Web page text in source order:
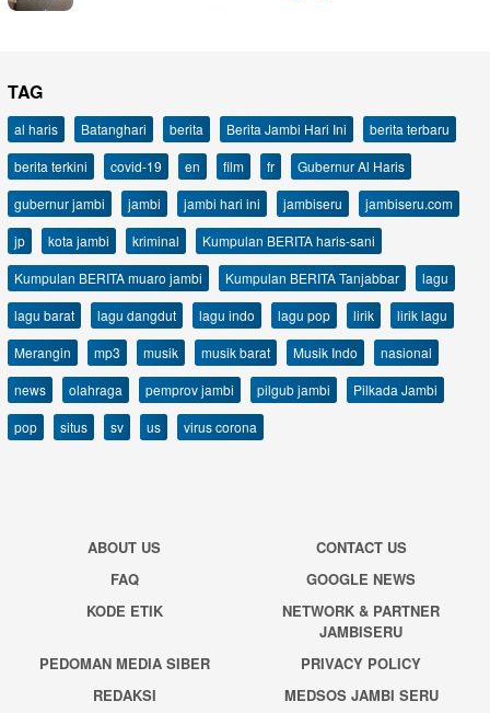
TAG
al haris Batanghari berita Berita Jambi Hari Ini
berita terbaru
berita terkini
covid-19 en film fr
Gubernur Al Haris
gubernur jambi
jambi jambi hari ini jambiseru
jambiseru.com
jp
kota jambi kriminal
Kumpulan BERITA haris-sani
Kumpulan BERITA muaro jambi
Kumpulan BERITA Tanjabbar
lagu
lagu barat
lagu dangdut lagu indo lagu pop lirik
lirik lagu
Merangin
mp3 musik musik barat Musik Indo
nasional
news
olahraga pemprov jambi pilgub jambi
Pilkada Jambi
pop
situs sv us virus corona
ABOUT US
CONTACT US
FAQ
GOOGLE NEWS
KODE ETIK
NETWORK & PARTNER
JAMBISERU
PEDOMAN MEDIA SIBER
PRIVACY POLICY
REDAKSI
MEDSOS JAMBI SERU